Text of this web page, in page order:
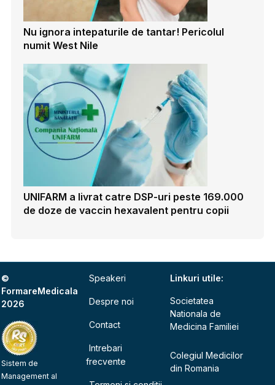
Nu ignora intepaturile de tantar! Pericolul
numit West Nile
UNIFARM a livrat catre DSP-uri peste 169.000
de doze de vaccin hexavalent pentru copii
©
FormareMedicala
2026
Sistem de
Management al
Speakeri
Despre noi
Contact
Intrebari
frecvente
Linkuri utile:
Societatea
Nationala de
Medicina Familiei
Colegiul Medicilor
din Romania